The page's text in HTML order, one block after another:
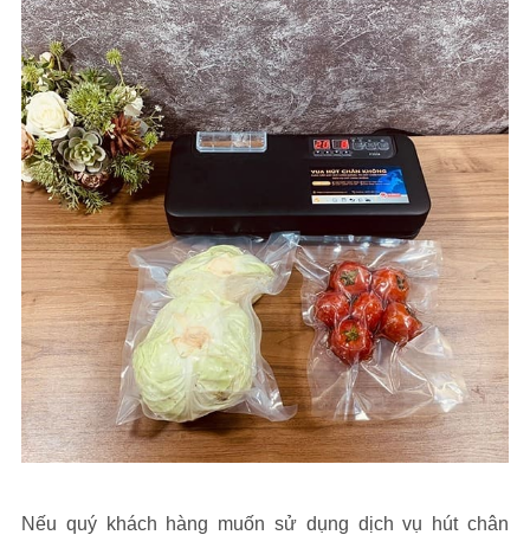
Nếu quý khách hàng muốn sử dụng dịch vụ hút chân